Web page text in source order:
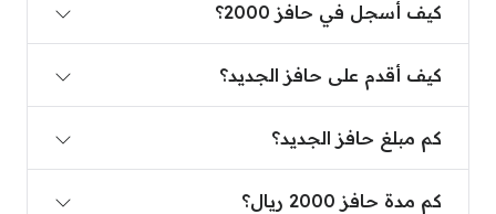
كيف أسجل في حافز 2000؟
كيف أقدم على حافز الجديد؟
كم مبلغ حافز الجديد؟
كم مدة حافز 2000 ريال؟